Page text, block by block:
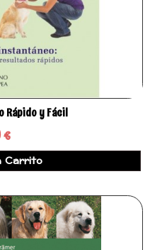
Rápido y Fácil
€
Carrito